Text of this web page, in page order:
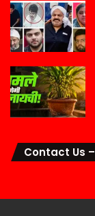
Contact Us –